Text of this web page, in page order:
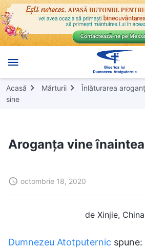
Acasă Mărturii
Înlăturarea
sine
Aroganța vine
octombrie 18, 2020
de Xinjie, China
Dumnezeu Atotputernic spune: